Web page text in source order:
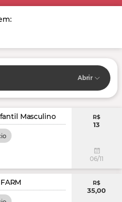
Abrir
Masculino R$
13
06/11
R$
35,00